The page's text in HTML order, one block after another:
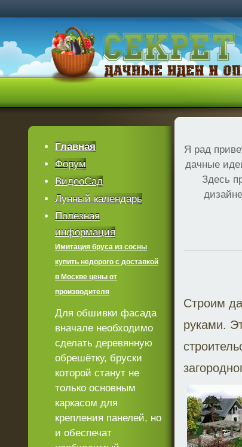
Я рад
дачные
Здесь
Строим
руками.
Главная
Форум
ВидеоСад
Лунный календарь
Полезная
информация
Имитация бруса из сосны
купить недорого с доставкой
в Москве цены от
производителя
Для обшивки фасада
вначале необходимо
сделать деревянную
обрешётку, бруски
которой станут не
только основным
каркасом для
крепления панелей, но
и обеспечат